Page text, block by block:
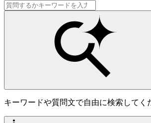
キーワードや質問文で自由に検索してく